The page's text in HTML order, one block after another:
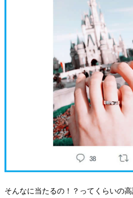
そんなに当たるの！？ってくらいの